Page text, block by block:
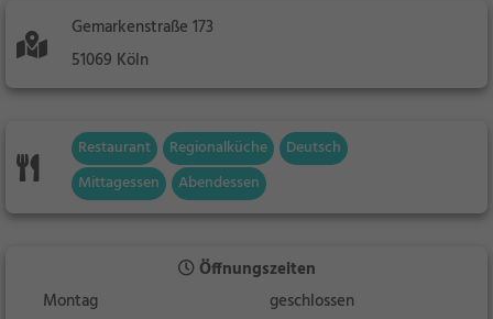
Gemarkenstraße 173
51069 Köln
Restaurant Regionalküche
Deutsch
Mittagessen
Abendessen
Öffnungszeiten
Montag
geschlossen